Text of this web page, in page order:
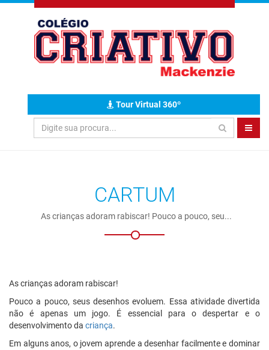
Tour Virtual 360º
CARTUM
As crianças adoram rabiscar! Pouco a pouco, seu...
As crianças adoram rabiscar!
Pouco a pouco, seus desenhos evoluem. Essa atividade divertida
não é apenas um jogo. É essencial para o despertar e o
desenvolvimento da criança.
Em alguns anos, o jovem aprende a desenhar facilmente e dominar